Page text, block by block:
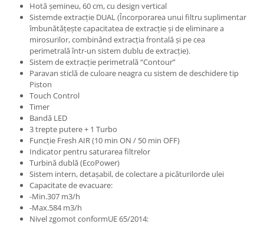
Hotă şemineu, 60 cm, cu design vertical
Sistemde extracţie DUAL (Încorporarea unui filtru suplimentar
îmbunătățește capacitatea de extracţie și de eliminare a
mirosurilor, combinând extracţia frontală și pe cea
perimetrală într-un sistem dublu de extracție).
Sistem de extracţie perimetrală “Contour”
Paravan sticlă de culoare neagra cu sistem de deschidere tip
Piston
Touch Control
Timer
Bandă LED
3 trepte putere + 1 Turbo
Funcţie Fresh AIR (10 min ON / 50 min OFF)
Indicator pentru saturarea filtrelor
Turbină dublă (EcoPower)
Sistem intern, detaşabil, de colectare a picăturilorde ulei
Capacitate de evacuare:
-Min.307 m3/h
-Max.584 m3/h
Nivel zgomot conformUE 65/2014: